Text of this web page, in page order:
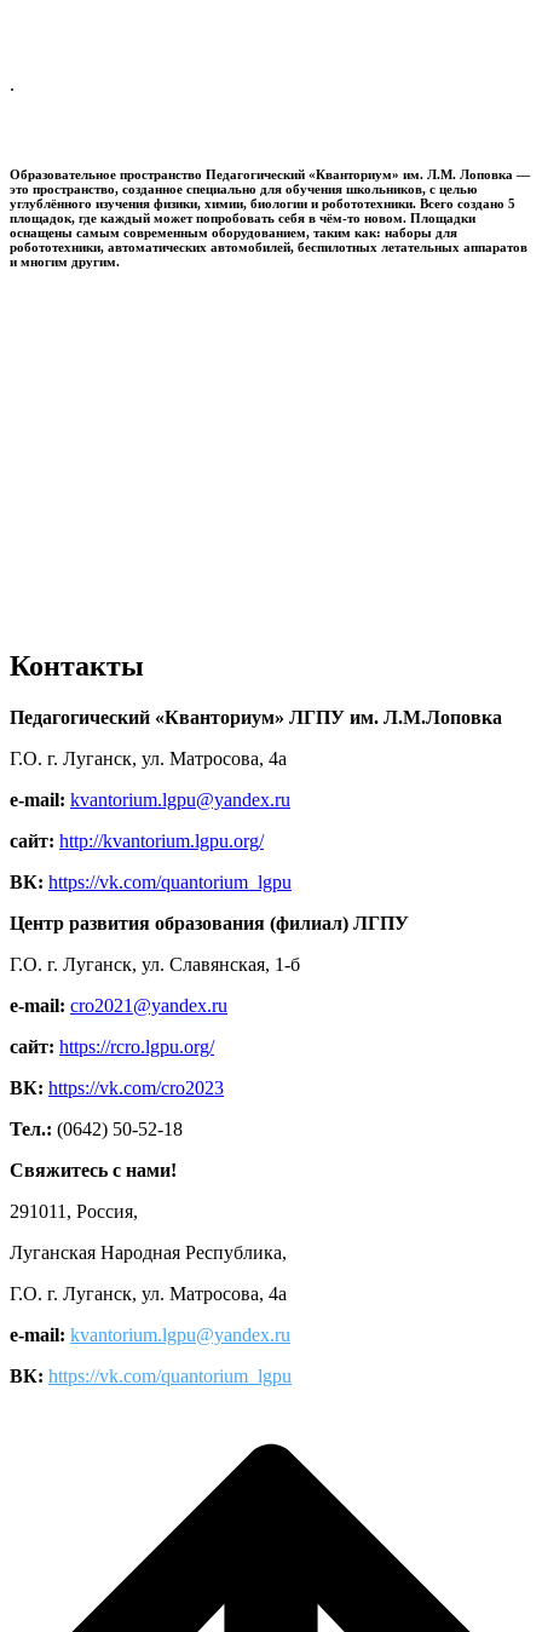
.
Образовательное пространство Педагогический «Кванториум» им. Л.М. Лоповка —
это пространство, созданное специально для обучения школьников, с целью
углублённого изучения физики, химии, биологии и робототехники. Всего создано 5
площадок, где каждый может попробовать себя в чём-то новом. Площадки
оснащены самым современным оборудованием, таким как: наборы для
робототехники, автоматических автомобилей, беспилотных летательных аппаратов
и многим другим.
Контакты
Педагогический «Кванториум» ЛГПУ им. Л.М.Лоповка
Г.О. г. Луганск, ул. Матросова, 4а
e-mail: kvantorium.lgpu@yandex.ru
сайт: http://kvantorium.lgpu.org/
ВК: https://vk.com/quantorium_lgpu
Центр развития образования (филиал) ЛГПУ
Г.О. г. Луганск, ул. Славянская, 1-б
e-mail: cro2021@yandex.ru
сайт: https://rcro.lgpu.org/
ВК: https://vk.com/cro2023
Тел.: (0642) 50-52-18
Свяжитесь с нами!
291011, Россия,
Луганская Народная Республика,
Г.О. г. Луганск, ул. Матросова, 4а
e-mail: kvantorium.lgpu@yandex.ru
ВК: https://vk.com/quantorium_lgpu